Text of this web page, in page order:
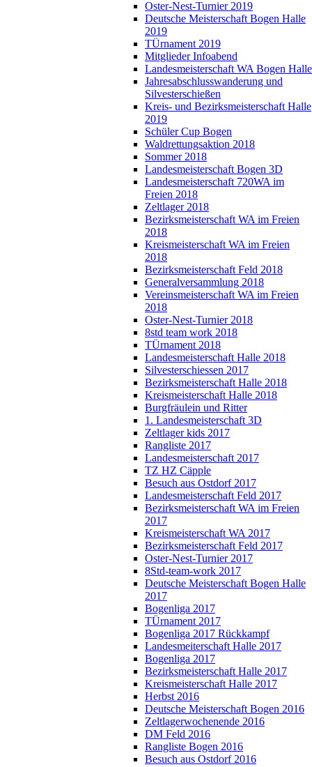
Oster-Nest-Turnier 2019
Deutsche Meisterschaft Bogen Halle
2019
TÜrnament 2019
Mitglieder Infoabend
Landesmeisterschaft WA Bogen Halle
Jahresabschlusswanderung und
Silvesterschießen
Kreis- und Bezirksmeisterschaft Halle
2019
Schüler Cup Bogen
Waldrettungsaktion 2018
Sommer 2018
Landesmeisterschaft Bogen 3D
Landesmeisterschaft 720WA im
Freien 2018
Zeltlager 2018
Bezirksmeisterschaft WA im Freien
2018
Kreismeisterschaft WA im Freien
2018
Bezirksmeisterschaft Feld 2018
Generalversammlung 2018
Vereinsmeisterschaft WA im Freien
2018
Oster-Nest-Turnier 2018
8std team work 2018
TÜrnament 2018
Landesmeisterschaft Halle 2018
Silvesterschiessen 2017
Bezirksmeisterschaft Halle 2018
Kreismeisterschaft Halle 2018
Burgfräulein und Ritter
1. Landesmeisterschaft 3D
Zeltlager kids 2017
Rangliste 2017
Landesmeisterschaft 2017
TZ HZ Cäpple
Besuch aus Ostdorf 2017
Landesmeisterschaft Feld 2017
Bezirksmeisterschaft WA im Freien
2017
Kreismeisterschaft WA 2017
Bezirksmeisterschaft Feld 2017
Oster-Nest-Turnier 2017
8Std-team-work 2017
Deutsche Meisterschaft Bogen Halle
2017
Bogenliga 2017
TÜrnament 2017
Bogenliga 2017 Rückkampf
Landesmeiterschaft Halle 2017
Bogenliga 2017
Bezirksmeisterschaft Halle 2017
Kreismeisterschaft Halle 2017
Herbst 2016
Deutsche Meisterschaft Bogen 2016
Zeltlagerwochenende 2016
DM Feld 2016
Rangliste Bogen 2016
Besuch aus Ostdorf 2016